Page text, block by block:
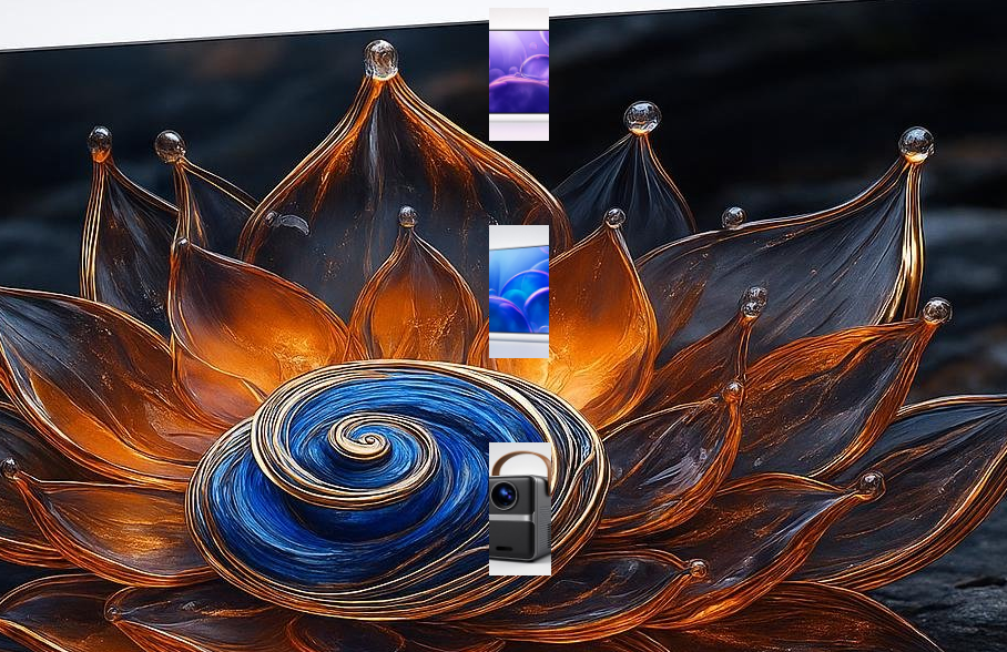
Samsung Crystal UHD 4K 55”
UE55U8090FUXZT, smart TV
sottile e luminosa in forte
Samsung Crystal UHD 4K 55”
UE55U7000FUXZT, smart TV
2025 perfetta per il salotto a
prezzo ribassato
WiMiUS proiettore portatile 4K
smart con Netflix ready, il mini
cinema tascabile in promo su
Amazon